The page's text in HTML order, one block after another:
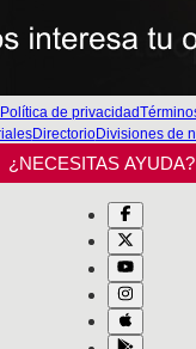
Política de privacidad
DirectorioDivisiones de
¿NECESITAS AYUDA?